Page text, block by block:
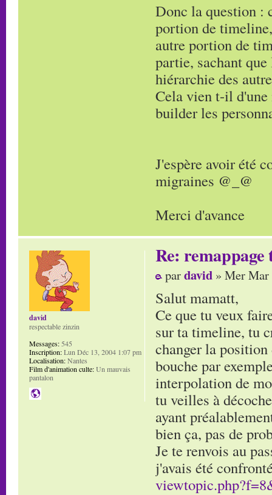
Donc la question :
portion de
autre portion de
partie, sachant
hiérarchie des
Cela vien t-il d'une
builder les
J'espère avoir été
migraines @_@
Merci d'avance
Re:
pardavid » Mer Mar
Salut mamatt,
Ce que tu veux
sur ta timeline, tu
changer la
bouche par
interpolation de
tu veilles à
ayant
bien ça, pas de
Je te renvois au
j'avais été
david
respectable zinzin
Messages:545
Inscription:Lun Déc 13, 2004 1:07 pm
Localisation:Nantes
Film d'animation culte:Un mauvais
pantalon